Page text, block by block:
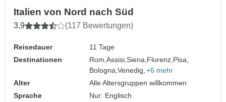
Italien von Nord nach Süd
3,9 (117 Bewertungen)
Reisedauer
11 Tage
Destinationen
Rom,Assisi,Siena, Florenz, Pisa,
Bologna,Venedig, +6 mehr
Alter
Alle Altersgruppen willkommen
Sprache
Nur: Englisch